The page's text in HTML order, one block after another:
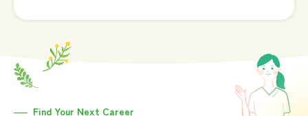
Find Your Next Career